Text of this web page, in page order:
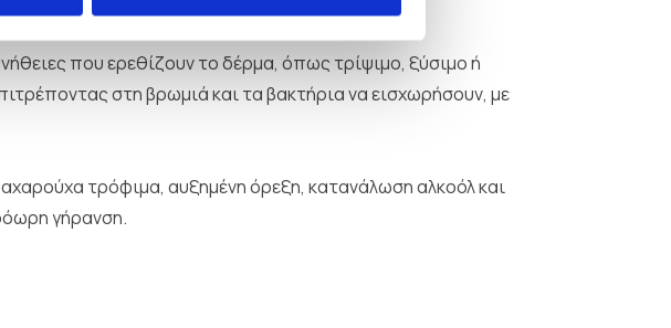
που ερεθίζουν το δέρμα, όπως τρίψιμο, ξύσιμο ή
στη βρωμιά και τα βακτήρια να εισχωρήσουν, με
τρόφιμα, αυξημένη όρεξη, κατανάλωση αλκοόλ και
γήρανση.